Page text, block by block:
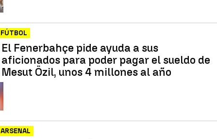
FÚTBOL
El Fenerbahçe pide ayuda a sus
aficionados para poder pagar el sueldo de
Mesut Özil, unos 4 millones al año
ARSENAL